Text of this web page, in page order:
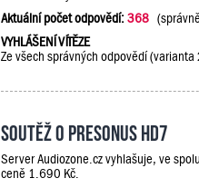
Aktuální počet odpovědí:368
VYHLÁŠENÍ VÍTĚZE
Ze všech správných odpovědí
Soutěž o PreSonus HD7
Server Audiozone.cz vyhlašuje, ve
ceně 1.690 Kč.